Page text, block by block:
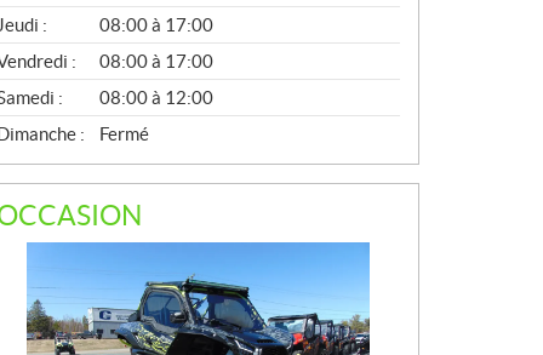
Jeudi :
08:00 à 17:00
:
08:00 à 17:00
:
08:00 à 12:00
:
Fermé